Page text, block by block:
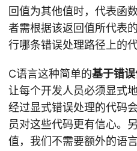
回值为其他值时，代表函
者需根据该返回值所代表
行哪条错误处理路径上的代
C语言这种简单的基于错
让每个开发人员必须显式
经过显式错误处理的代码
员对这些代码更有信心。
值，我们不需要额外的语